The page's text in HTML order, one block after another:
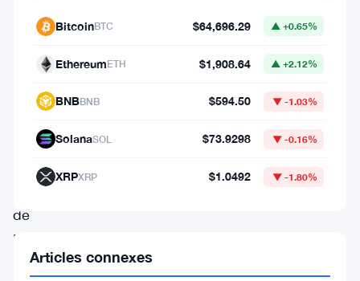
plateformes
d’échange
cryptomonnaies,
cadre
éminent
de
Binance
BitcoinBTC $64,696.29 ▲ +0.65%
EthereumETH $1,908.64 ▲ +2.12%
BNBBNB $594.50 ▼ -1.03%
SolanaSOL $73.9298 ▼ -0.16%
XRPXRP $1.0492 ▼ -1.80%
Articles connexes